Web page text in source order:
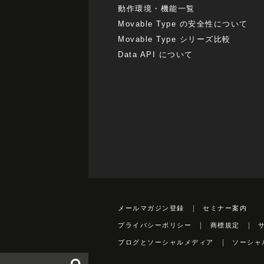
動作環境・機能一覧
Movable Type の安全性について
Movable Type シリーズ比較
Data API について
メールマガジン登録 セミナー案内
プライバシーポリシー 商標規定
ブログとソーシャルメディア ソーシャ